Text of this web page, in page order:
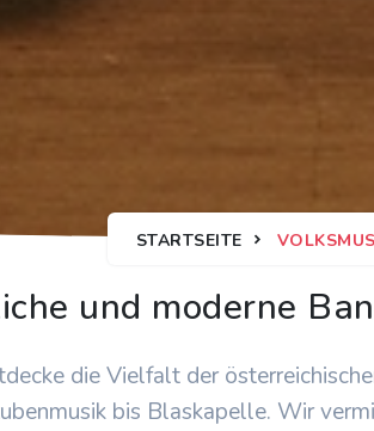
STARTSEITE
und moderne
die Vielfalt der
bis Blaskapelle. Wir